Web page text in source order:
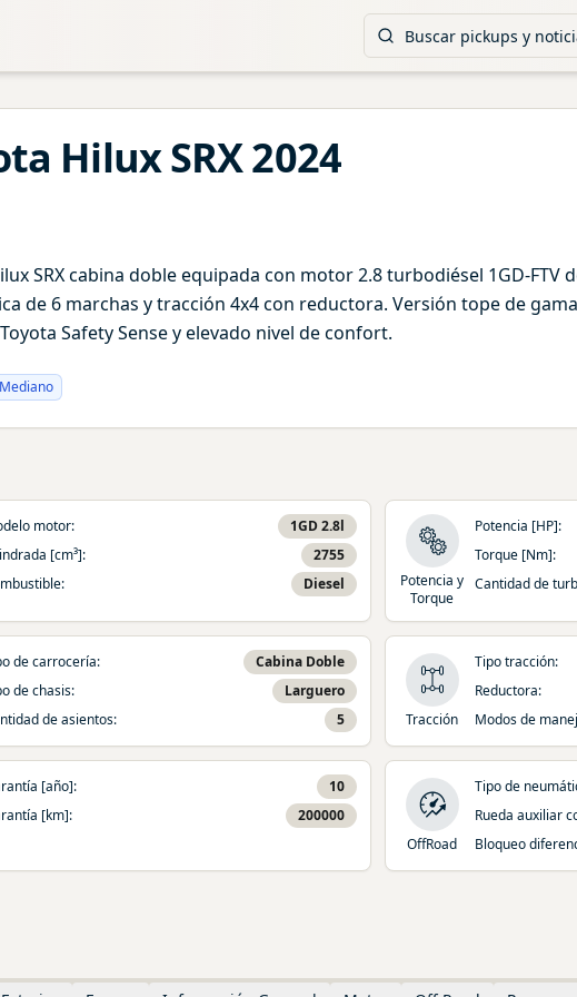
HiluxSRX2024
SRX cabina doble equipada con motor 2.8 turbodiésel 1GD-FTV
de 6 marchas y tracción 4x4 con reductora. Versión tope de
Safety Sense y elevado nivel de confort.
Mediano
motor:
1GD 2.8l
[cm³]:
2755
: Diesel
Potencia y
Torque
Potencia [HP]:
Torque [Nm]:
Cantidad de
de carrocería:
Cabina Doble
de chasis:
Larguero
de asientos: 5 Tracción
Tipo tracción:
Reductora:
Modos de
[año]:
10
[km]:
200000
OffRoad
Tipo de
Rueda auxiliar
Bloqueo